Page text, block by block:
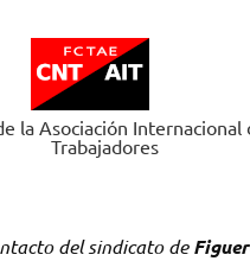
la Asociación Internacional
Trabajadores
del sindicato de